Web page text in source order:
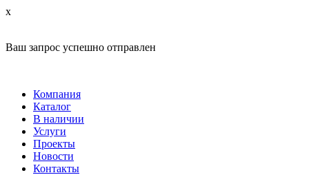
x
Ваш запрос успешно отправлен
Компания
Каталог
В наличии
Услуги
Проекты
Новости
Контакты